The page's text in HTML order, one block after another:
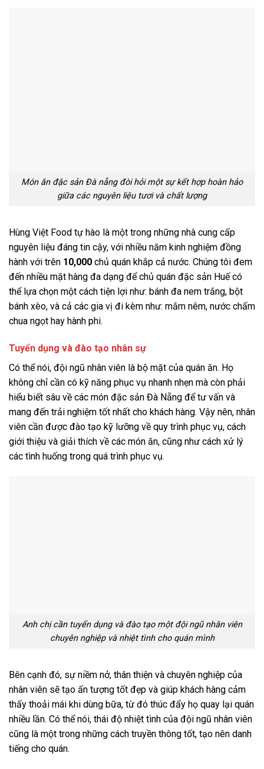
Món ăn đặc sản Đà nẵng đòi hỏi một sự kết hợp hoàn hảo
giữa các nguyên liệu tươi và chất lượng
Hùng Việt Food tự hào là một trong những nhà cung cấp
nguyên liệu đáng tin cậy, với nhiều năm kinh nghiệm đồng
hành với trên 10,000 chủ quán khắp cả nước. Chúng tôi đem
đến nhiều mặt hàng đa dạng để chủ quán đặc sản Huế có
thể lựa chọn một cách tiện lợi như: bánh đa nem trắng, bột
bánh xèo, và cả các gia vị đi kèm như: mắm nêm, nước chấm
chua ngọt hay hành phi.
Tuyển dụng và đào tạo nhân sự
Có thể nói, đội ngũ nhân viên là bộ mặt của quán ăn. Họ
không chỉ cần có kỹ năng phục vụ nhanh nhẹn mà còn phải
hiểu biết sâu về các món đặc sản Đà Nẵng để tư vấn và
mang đến trải nghiệm tốt nhất cho khách hàng. Vậy nên, nhân
viên cần được đào tạo kỹ lưỡng về quy trình phục vụ, cách
giới thiệu và giải thích về các món ăn, cũng như cách xử lý
các tình huống trong quá trình phục vụ.
Anh chị cần tuyển dụng và đào tạo một đội ngũ nhân viên
chuyên nghiệp và nhiệt tình cho quán mình
Bên cạnh đó, sự niềm nở, thân thiện và chuyên nghiệp của
nhân viên sẽ tạo ấn tượng tốt đẹp và giúp khách hàng cảm
thấy thoải mái khi dùng bữa, từ đó thúc đẩy họ quay lại quán
nhiều lần. Có thể nói, thái độ nhiệt tình của đội ngũ nhân viên
cũng là một trong những cách truyền thông tốt, tạo nên danh
tiếng cho quán.